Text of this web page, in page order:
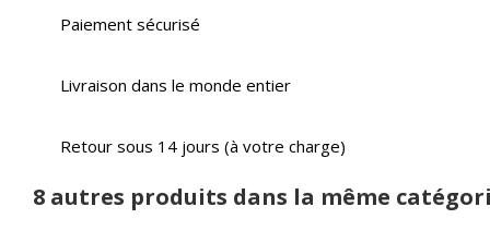
Paiement sécurisé
Livraison dans le monde entier
Retour sous 14 jours (à votre charge)
8 autres produits dans la même